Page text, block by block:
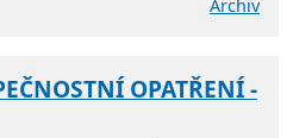
Archiv
OPATŘENÍ -